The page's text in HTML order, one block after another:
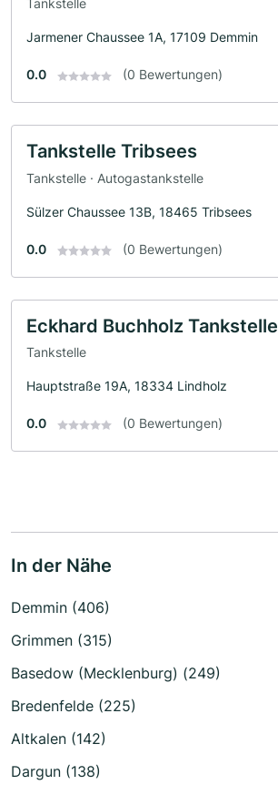
Tankstelle
Jarmener Chaussee 1A, 17109 Demmin
0.0 (0 Bewertungen)
Tankstelle Tribsees
Tankstelle · Autogastankstelle
Sülzer Chaussee 13B, 18465 Tribsees
0.0 (0 Bewertungen)
Eckhard Buchholz Tankstelle
Tankstelle
Hauptstraße 19A, 18334 Lindholz
0.0 (0 Bewertungen)
In der Nähe
Demmin (406)
Grimmen (315)
Basedow (Mecklenburg) (249)
Bredenfelde (225)
Altkalen (142)
Dargun (138)